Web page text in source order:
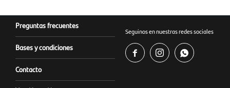
Preguntas frecuentes
Bases y condiciones
Contacto
Seguinos en nuestras redes sociales
  